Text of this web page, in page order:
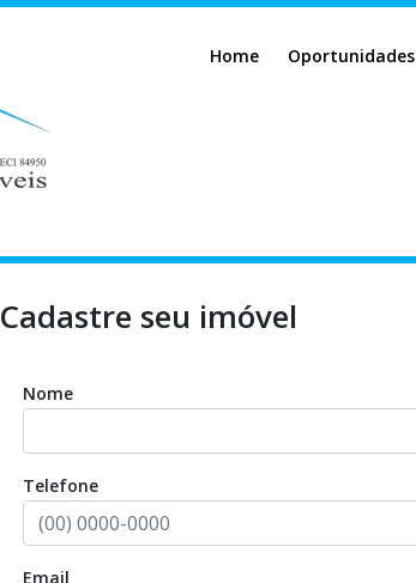
Home Oportunidades
Cadastre seu imóvel
Nome
Telefone
Email